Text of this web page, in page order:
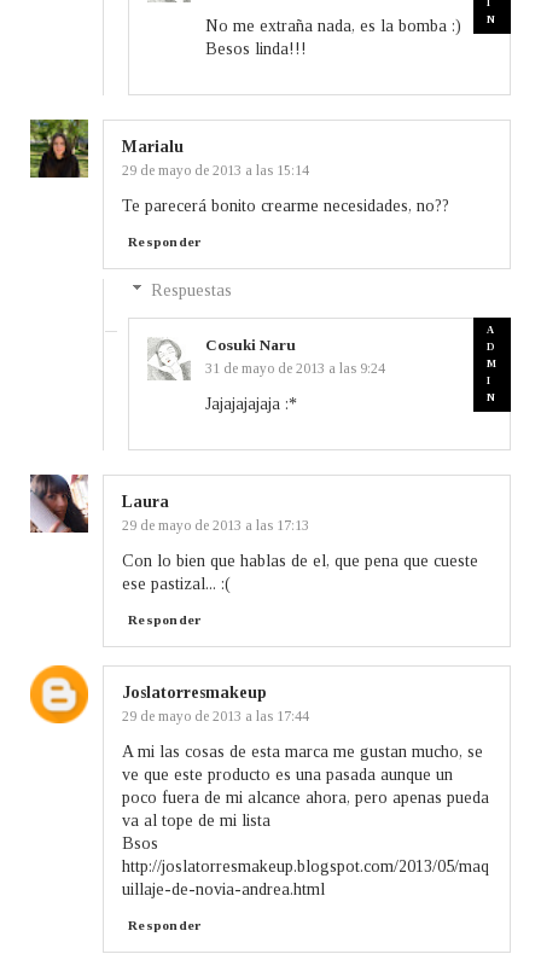
No me extraña nada, es la bomba :)
Besos linda!!!
Marialu
29 de mayo de 2013 a las 15:14
Te parecerá bonito crearme necesidades, no??
Responder
Respuestas
Cosuki Naru
31 de mayo de 2013 a las 9:24
Jajajajajaja :*
Laura
29 de mayo de 2013 a las 17:13
Con lo bien que hablas de el, que pena que cueste
ese pastizal... :(
Responder
Joslatorresmakeup
29 de mayo de 2013 a las 17:44
A mi las cosas de esta marca me gustan mucho, se
ve que este producto es una pasada aunque un
poco fuera de mi alcance ahora, pero apenas pueda
va al tope de mi lista
Bsos
http://joslatorresmakeup.blogspot.com/2013/05/maq
uillaje-de-novia-andrea.html
Responder